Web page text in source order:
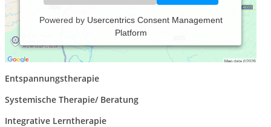
Powered by Usercentrics Consent Management
Platform
Verhaltenstherapie
Gesprächspsychotherapie
Entspannungstherapie
Systemische Therapie/ Beratung
Integrative Lerntherapie